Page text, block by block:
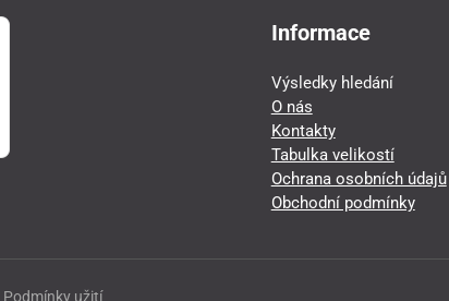
Informace
Výsledky hledání
O nás
Kontakty
Tabulka velikostí
Ochrana osobních údajů
Obchodní podmínky
Podmínky užití